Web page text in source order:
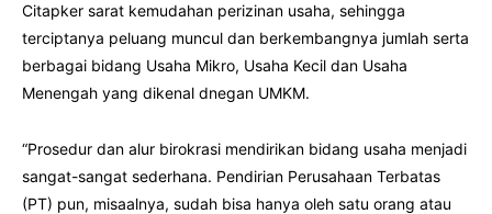
Citapker sarat kemudahan perizinan usaha, sehingga
terciptanya peluang muncul dan berkembangnya jumlah serta
berbagai bidang Usaha Mikro, Usaha Kecil dan Usaha
Menengah yang dikenal dnegan UMKM.
“Prosedur dan alur birokrasi mendirikan bidang usaha menjadi
sangat-sangat sederhana. Pendirian Perusahaan Terbatas
(PT) pun, misaalnya, sudah bisa hanya oleh satu orang atau